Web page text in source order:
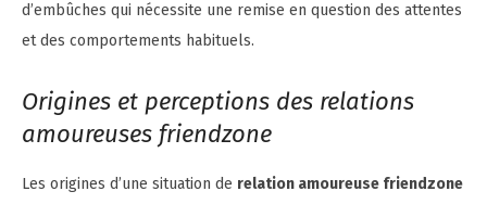
d’embûches qui nécessite une remise en question des attentes
et des comportements habituels.
Origines et perceptions des relations
amoureuses friendzone
Les origines d’une situation de relation amoureuse friendzone